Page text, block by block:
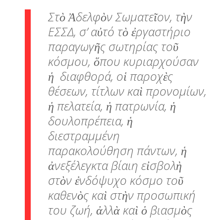
Στὸ Ἀδελφὸν Σωματεῖον, τὴν
ΕΣΣΔ, σ’ αὐτό τὸ ἐργαστήριο
παραγωγῆς σωτηρίας τοῦ
κόσμου, ὅπου κυριαρχούσαν
ἡ διαφθορά, οἱ παροχὲς
θέσεων, τίτλων καὶ προνομίων,
ἡ πελατεία, ἡ πατρωνία, ἡ
δουλοπρέπεια, ἡ
διεστραμμένη
παρακολούθηση πάντων, ἡ
ἀνεξέλεγκτα βίαιη εἰσβολὴ
στὸν ἐνδόψυχο κόσμο τοῦ
καθενὸς καὶ στὴν προσωπική
του ζωή, ἀλλὰ καὶ ὁ βιασμὸς